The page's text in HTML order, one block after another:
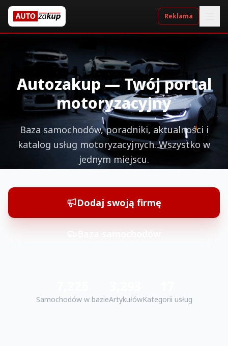
Reklama
Autozakup — Twój portal
motoryzacyjny
Baza samochodów, poradniki, aktualności i
katalog usług motoryzacyjnych. Wszystko w
jednym miejscu.
Dodaj swoją firmę
Samochodów w bazieArtykułówKategorii usług